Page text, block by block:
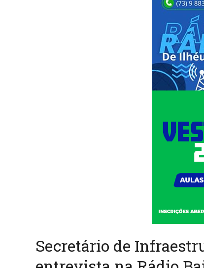
Secretário de